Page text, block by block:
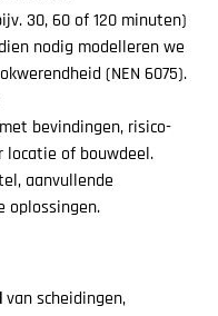
30, 60 of 120 minuten)
nodig modelleren we
(NEN 6075).
bevindingen, risico-
locatie of bouwdeel.
aanvullende
oplossingen.
van scheidingen,